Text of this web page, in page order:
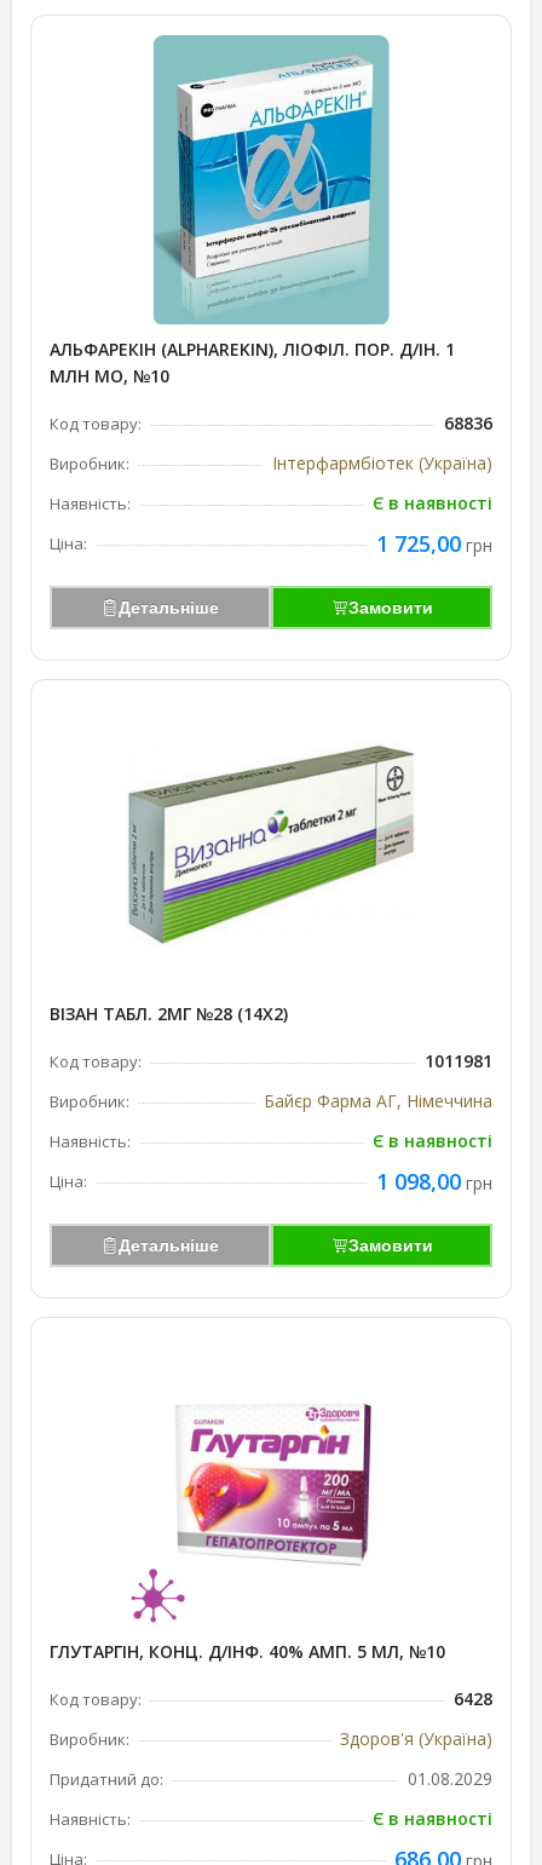
АЛЬФАРЕКІН (ALPHAREKIN), ЛІОФІЛ. ПОР. Д/ІН. 1
МЛН МО, №10
Код товару: 68836
Виробник: Інтерфармбіотек (Україна)
Наявність: Є в наявності
Ціна: 1 725,00 грн
Детальніше Замовити
ВІЗАН ТАБЛ. 2МГ №28 (14Х2)
Код товару: 1011981
Виробник: Байєр Фарма АГ, Німеччина
Наявність: Є в наявності
Ціна: 1 098,00 грн
Детальніше Замовити
ГЛУТАРГІН, КОНЦ. Д/ІНФ. 40% АМП. 5 МЛ, №10
Код товару: 6428
Виробник: Здоров'я (Україна)
Придатний до: 01.08.2029
Наявність: Є в наявності
Ціна: 686,00